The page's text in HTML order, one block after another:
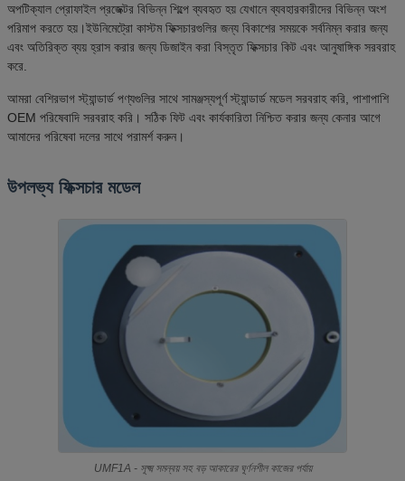
অপটিক্যাল প্রোফাইল প্রজেক্টর বিভিন্ন শিল্পে ব্যবহৃত হয় যেখানে ব্যবহারকারীদের বিভিন্ন অংশ
পরিমাপ করতে হয়।ইউনিমেট্রো কাস্টম ফিক্সচারগুলির জন্য বিকাশের সময়কে সর্বনিম্ন করার জন্য
এবং অতিরিক্ত ব্যয় হ্রাস করার জন্য ডিজাইন করা বিস্তৃত ফিক্সচার কিট এবং আনুষাঙ্গিক সরবরাহ
করে.
আমরা বেশিরভাগ স্ট্যান্ডার্ড পণ্যগুলির সাথে সামঞ্জস্যপূর্ণ স্ট্যান্ডার্ড মডেল সরবরাহ করি, পাশাপাশি
OEM পরিষেবাদি সরবরাহ করি। সঠিক ফিট এবং কার্যকারিতা নিশ্চিত করার জন্য কেনার আগে
আমাদের পরিষেবা দলের সাথে পরামর্শ করুন।
উপলভ্য ফিক্সচার মডেল
UMF1A - সূক্ষ্ম সমন্বয় সহ বড় আকারের ঘূর্ণনশীল কাজের পর্যায়